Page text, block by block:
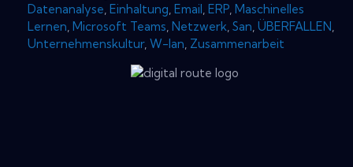
Datenanalyse, Einhaltung, Email, ERP, Maschinelles
Lernen, Microsoft Teams, Netzwerk, San, ÜBERFALLEN,
Unternehmenskultur, W-lan, Zusammenarbeit